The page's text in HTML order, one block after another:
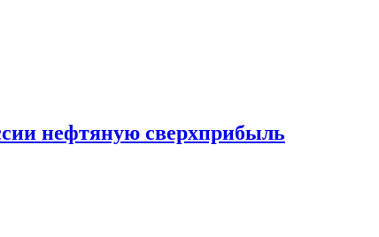
нефтяную сверхприбыль